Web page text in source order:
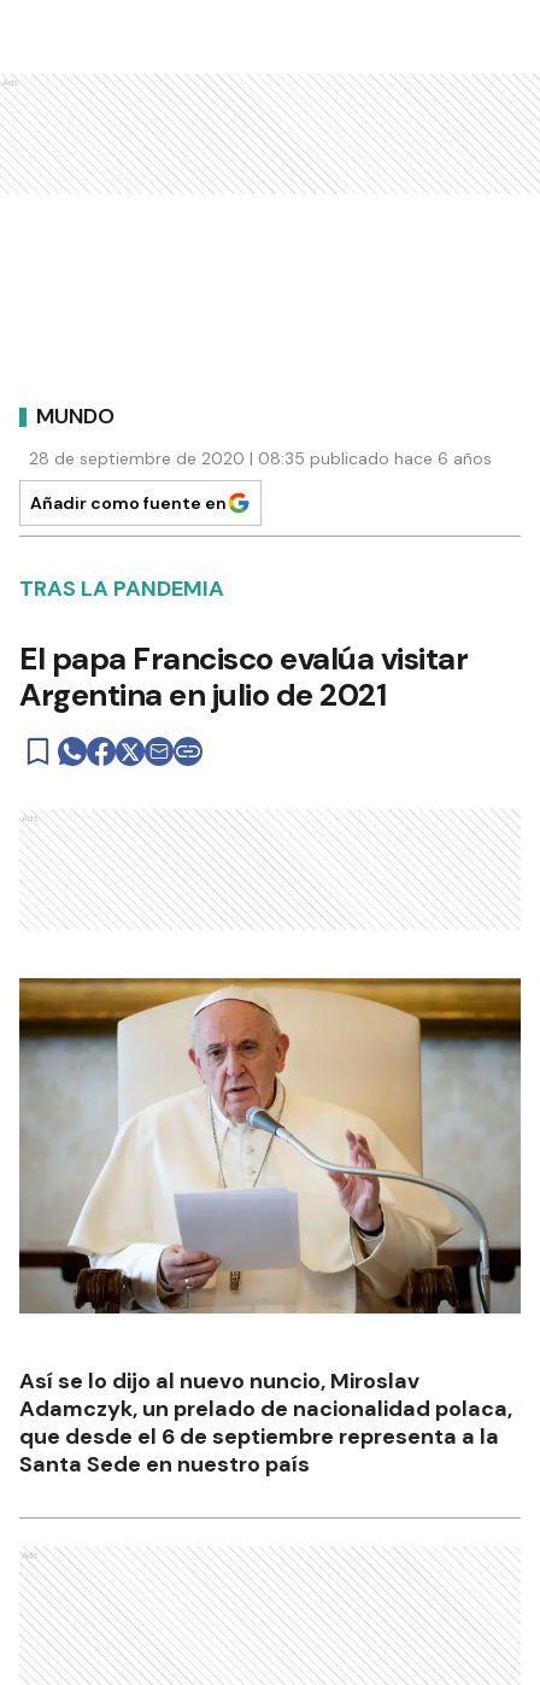
Ads
MUNDO
28 de septiembre de 2020 | 08:35 publicado hace 6 años
Añadir como fuente en
TRAS LA PANDEMIA
El papa Francisco evalúa visitar
Argentina en julio de 2021
Ads
Así se lo dijo al nuevo nuncio, Miroslav
Adamczyk, un prelado de nacionalidad polaca,
que desde el 6 de septiembre representa a la
Santa Sede en nuestro país
Ads